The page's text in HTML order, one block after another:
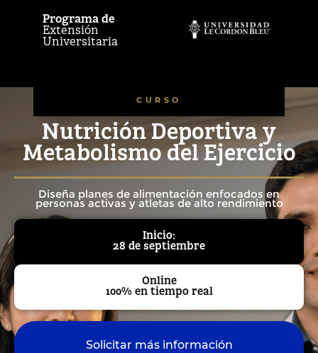
Programa de
Extensión
Universitaria
CURSO
Nutrición Deportiva y
Metabolismo del Ejercicio
Diseña planes de alimentación enfocados en
personas activas y atletas de alto rendimiento
Inicio:
28 de septiembre
Online
100% en tiempo real
Solicitar más información